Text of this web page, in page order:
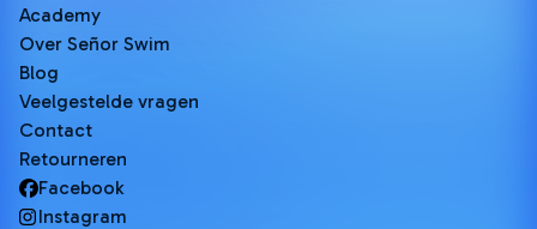
Academy
Over Señor Swim
Blog
Veelgestelde vragen
Contact
Retourneren
Facebook
Instagram